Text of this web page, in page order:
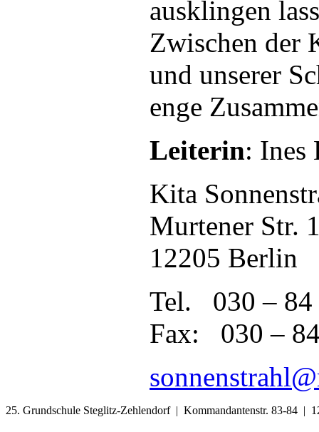
ausklingen
Zwischen der
und unserer
enge
Leiterin: Ines
Kita
Murtener Str.
12205 Berlin
Tel. 030 – 84
Fax: 030 –
25. Grundschule Steglitz-Zehlendorf | Kommandantenstr. 83-84